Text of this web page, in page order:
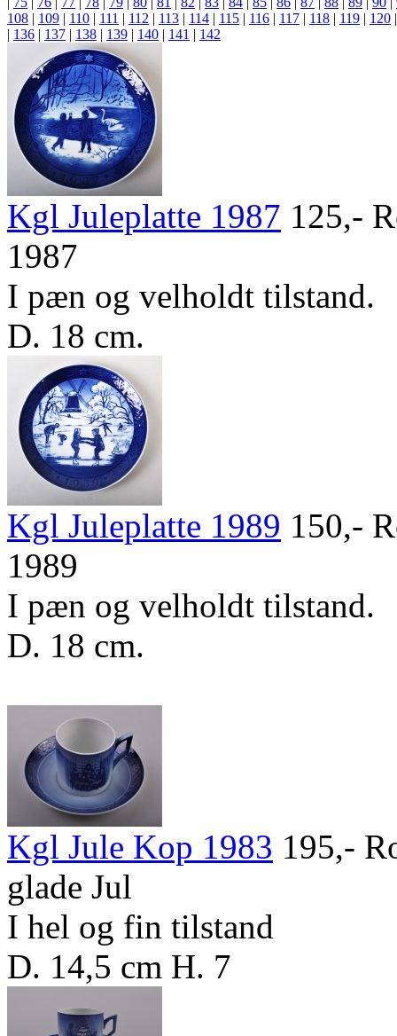
108 | 109 | 110 | 111 | 112 | 113 | 114 | 115 | 116 | 117 | 118 | 119 | 120
| 136 | 137 | 138 | 139 | 140 | 141 | 142
Kgl Juleplatte 1987 125,-
1987
I pæn og velholdt tilstand.
D. 18 cm.
Kgl Juleplatte 1989 150,-
1989
I pæn og velholdt tilstand.
D. 18 cm.
Kgl Jule Kop 1983 195,-
glade Jul
I hel og fin tilstand
D. 14,5 cm H. 7